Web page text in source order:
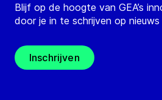
Blijf op de hoogte van GEA’s
door je in te schrijven op nieuws
Inschrijven